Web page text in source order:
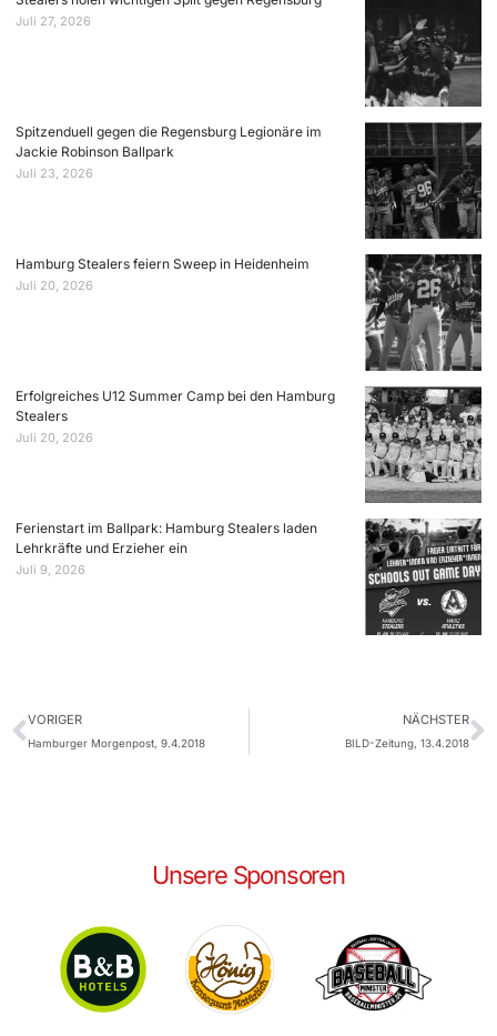
Juli 27, 2026
Spitzenduell gegen die Regensburg Legionäre im
Jackie Robinson Ballpark
Juli 23, 2026
Hamburg Stealers feiern Sweep in Heidenheim
Juli 20, 2026
Erfolgreiches U12 Summer Camp bei den Hamburg
Stealers
Juli 20, 2026
Ferienstart im Ballpark: Hamburg Stealers laden
Lehrkräfte und Erzieher ein
Juli 9, 2026
VORIGER
Hamburger Morgenpost, 9.4.2018
NÄCHSTER
BILD-Zeitung, 13.4.2018
Unsere Sponsoren